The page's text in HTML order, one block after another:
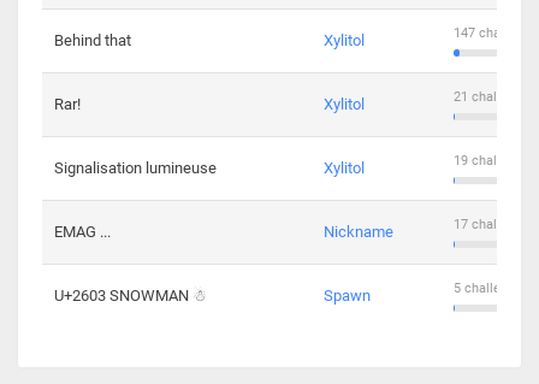
Behind that Xylitol 147
Rar! Xylitol 21
Signalisation lumineuse Xylitol 19
EMAG ... Nickname 17
U+2603 SNOWMAN ☃ Spawn 5 challengers